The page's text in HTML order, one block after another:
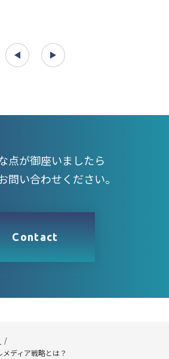
点が御座いましたら
問い合わせください。
Contact
ディア戦略とは？